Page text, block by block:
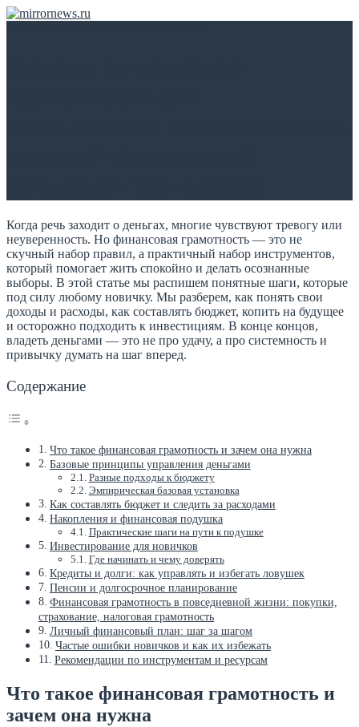
Когда речь заходит о деньгах, многие чувствуют тревогу или
неуверенность. Но финансовая грамотность — это не
скучный набор правил, а практичный набор инструментов,
который помогает жить спокойно и делать осознанные
выборы. В этой статье мы распишем понятные шаги, которые
под силу любому новичку. Мы разберем, как понять свои
доходы и расходы, как составлять бюджет, копить на будущее
и осторожно подходить к инвестициям. В конце концов,
владеть деньгами — это не про удачу, а про системность и
привычку думать на шаг вперед.
Содержание
Что такое финансовая грамотность и зачем она нужна
Базовые принципы управления деньгами
Разные подходы к бюджету
Эмпирическая базовая установка
Как составлять бюджет и следить за расходами
Накопления и финансовая подушка
Практические шаги на пути к подушке
Инвестирование для новичков
Где начинать и чему доверять
Кредиты и долги: как управлять и избегать ловушек
Пенсии и долгосрочное планирование
Финансовая грамотность в повседневной жизни: покупки,
страхование, налоговая грамотность
Личный финансовый план: шаг за шагом
Частые ошибки новичков и как их избежать
Рекомендации по инструментам и ресурсам
Что такое финансовая грамотность и
зачем она нужна